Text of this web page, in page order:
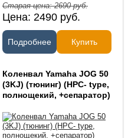
Старая цена:2690руб.
Цена: 2490 руб.
Подробнее Купить
Коленвал Yamaha JOG 50
(3KJ) (тюнинг) (HPC- type,
полнощекий, +сепаратор)